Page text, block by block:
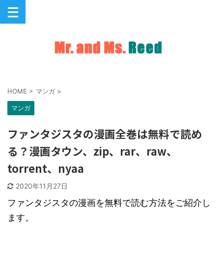
HOME > マンガ >
マンガ
ファンタジスタの漫画全巻は無料で読め
る？漫画タウン、zip、rar、raw、
torrent、nyaa
2020年11月27日
ファンタジスタの漫画を無料で読む方法をご紹介し
ます。